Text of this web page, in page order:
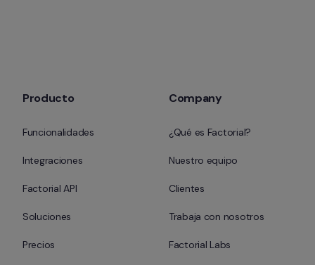
Producto
Funcionalidades
Integraciones
Factorial API
Soluciones
Precios
Company
¿Qué es Factorial?
Nuestro equipo
Clientes
Trabaja con nosotros
Factorial Labs